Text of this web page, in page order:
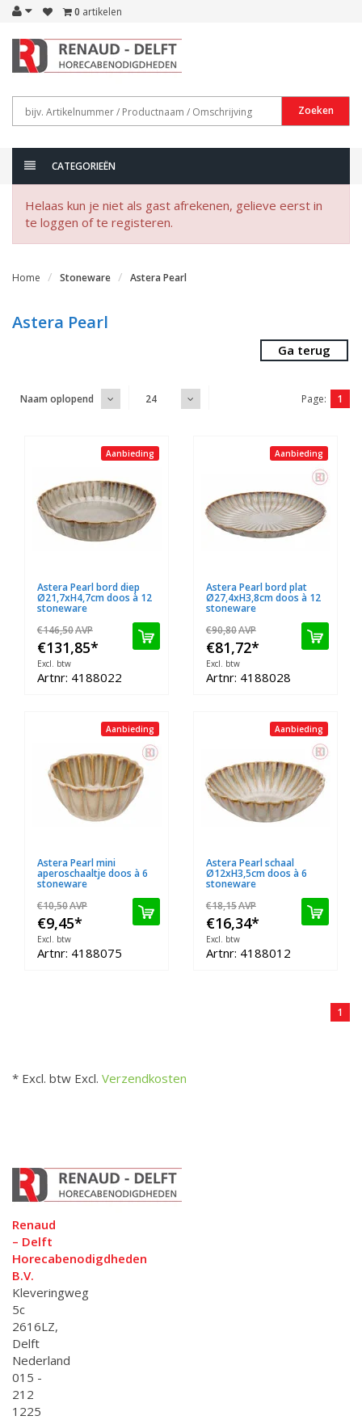
0 artikelen
Zoeken
CATEGORIEËN
Helaas kun je niet als gast afrekenen, gelieve eerst in
te loggen of te registeren.
Home Stoneware Astera Pearl
Astera Pearl
Ga terug
Naam oplopend 24 Page: 1
Aanbieding
Astera Pearl bord diep
Ø21,7xH4,7cm doos à 12
stoneware
€146,50AVP
€131,85*
Excl. btw
Artnr: 4188022
Aanbieding
Astera Pearl bord plat
Ø27,4xH3,8cm doos à 12
stoneware
€90,80AVP
€81,72*
Excl. btw
Artnr: 4188028
Aanbieding
Astera Pearl mini
aperoschaaltje doos à 6
stoneware
€10,50AVP
€9,45*
Excl. btw
Artnr: 4188075
Aanbieding
Astera Pearl schaal
Ø12xH3,5cm doos à 6
stoneware
€18,15AVP
€16,34*
Excl. btw
Artnr: 4188012
1
* Excl. btw Excl. Verzendkosten
Renaud
– Delft
Horecabenodigdheden
B.V.
Kleveringweg
5c
2616LZ,
Delft
Nederland
015 -
212
1225